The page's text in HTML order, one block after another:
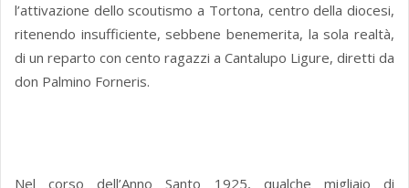
l’attivazione dello scoutismo a Tortona, centro della diocesi,
ritenendo insufficiente, sebbene benemerita, la sola realtà,
di un reparto con cento ragazzi a Cantalupo Ligure, diretti da
don Palmino Forneris.
Nel corso dell’Anno Santo 1925, qualche migliaio di